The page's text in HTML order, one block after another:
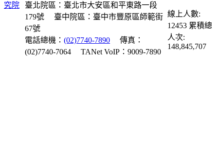
臺北院區：臺北市大安區和平東路一段
179號
臺中院區：臺中市豐原區師範街
67號
電話總機：(02)7740-7890
傳真：
(02)7740-7064
TANet VoIP：9009-7890
線上人數:
12453 累積總
人次:
148,845,707